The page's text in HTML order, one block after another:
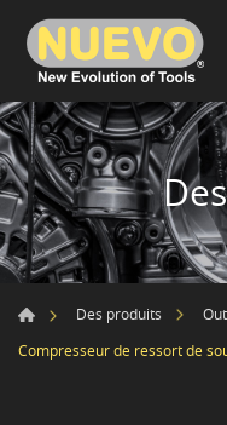
Des produits
Compresseur de ressort de